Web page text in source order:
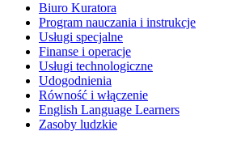
Biuro Kuratora
Program nauczania i instrukcje
Usługi specjalne
Finanse i operacje
Usługi technologiczne
Udogodnienia
Równość i włączenie
English Language Learners
Zasoby ludzkie